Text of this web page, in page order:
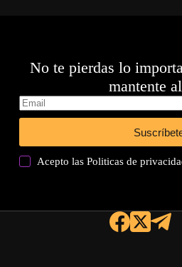
No te pierdas lo
mantente
Acepto lasPoliticas de